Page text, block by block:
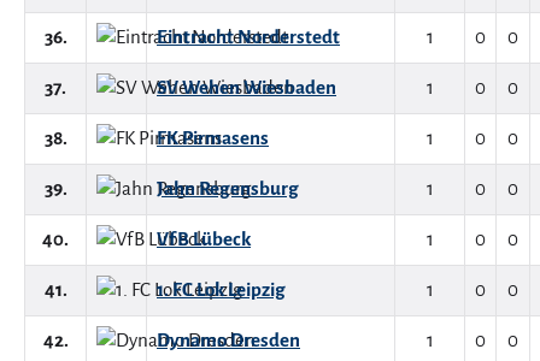
36. Eintracht Norderstedt 1 0 0
37. SV Wehen Wiesbaden 1 0 0
38. FK Pirmasens 1 0 0
39. Jahn Regensburg 1 0 0
40. VfB Lübeck 1 0 0
41. 1. FC Lok Leipzig 1 0 0
42. Dynamo Dresden 1 0 0